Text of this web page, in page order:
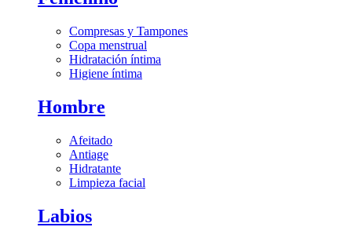
Compresas y Tampones
Copa menstrual
Hidratación íntima
Higiene íntima
Hombre
Afeitado
Antiage
Hidratante
Limpieza facial
Labios